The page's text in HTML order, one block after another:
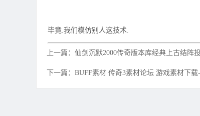
毕竟.我们模仿别人这技术.
上一篇：仙剑沉默2000传奇版本库经典上古结阵
下一篇：BUFF素材 传奇3素材论坛 游戏素材下载